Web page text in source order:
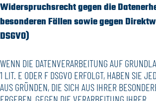
Widerspruchsrecht gegen die
besonderen Fällen sowie gegen
DSGVO)
WENN DIE DATENVERARBEITUNG AUF
1 LIT. E ODER F DSGVO ERFOLGT, HABEN SIE
AUS GRÜNDEN, DIE SICH AUS IHRER